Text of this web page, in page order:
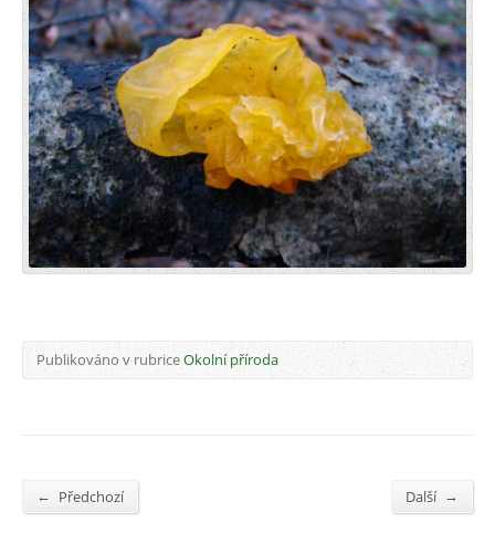
Publikováno v rubriceOkolní příroda
← Předchozí Další →